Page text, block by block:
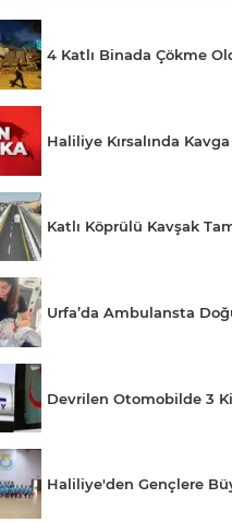
4 Katlı Binada Çökme
Haliliye Kırsalında Kavga
Katlı Köprülü Kavşak
Urfa’da Ambulansta
Devrilen Otomobilde 3
Haliliye'den Gençlere